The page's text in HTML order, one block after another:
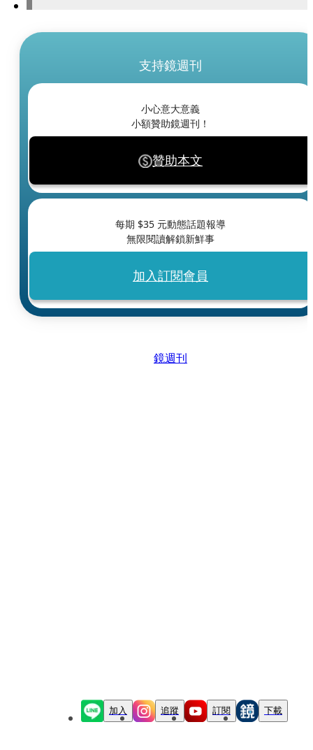
支持鏡週刊
小心意大意義
小額贊助鏡週刊！
贊助本文
每期 $35 元動態話題報導
無限閱讀解鎖新鮮事
加入訂閱會員
鏡週刊
加入 追蹤 訂閱 下載